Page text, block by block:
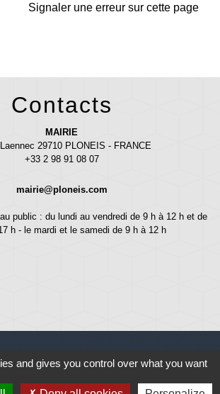
Signaler une erreur sur cette page
Contacts
MAIRIE
29710 PLONEIS - FRANCE
+33 2 98 91 08 07
mairie@ploneis.com
public : du lundi au vendredi de 9 h à 12 h et de
h - le mardi et le samedi de 9 h à 12 h
and gives you control over what you want